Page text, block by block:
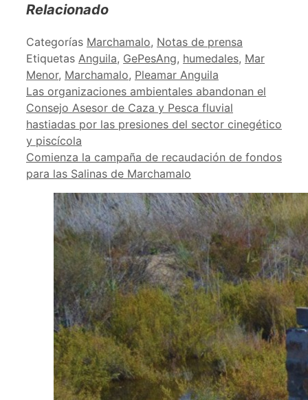
Relacionado
Categorías Marchamalo, Notas de prensa
Etiquetas Anguila, GePesAng, humedales, Mar
Menor, Marchamalo, Pleamar Anguila
Las organizaciones ambientales abandonan el
Consejo Asesor de Caza y Pesca fluvial
hastiadas por las presiones del sector cinegético
y piscícola
Comienza la campaña de recaudación de fondos
para las Salinas de Marchamalo